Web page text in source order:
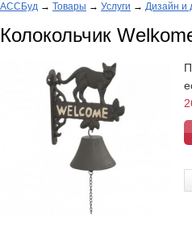
АССБуд → Товары → Услуги → Дизайн и
Колокольчик